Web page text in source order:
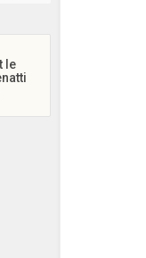
le